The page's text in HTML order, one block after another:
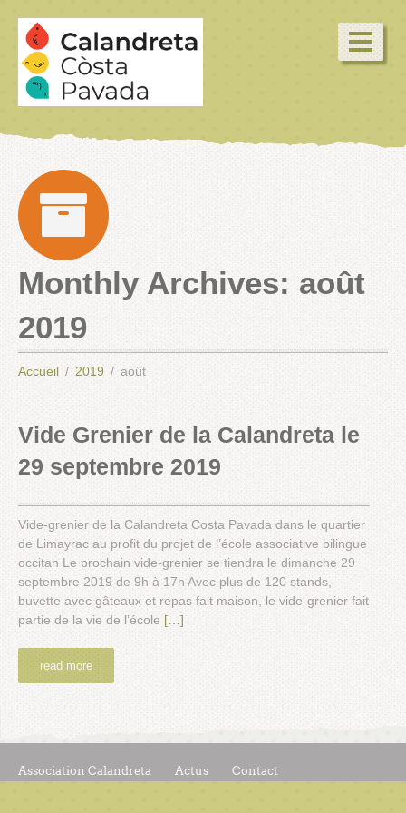
Monthly Archives: août
2019
Accueil 2019 août
Vide Grenier de la Calandreta le
29 septembre 2019
Vide-grenier de la Calandreta Costa Pavada dans le quartier
de Limayrac au profit du projet de l’école associative bilingue
occitan Le prochain vide-grenier se tiendra le dimanche 29
septembre 2019 de 9h à 17h Avec plus de 120 stands,
buvette avec gâteaux et repas fait maison, le vide-grenier fait
partie de la vie de l’école […]
read more
Association Calandreta Actus Contact